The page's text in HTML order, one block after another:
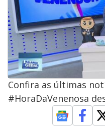
Confira as últimas
#HoraDaVenenosa